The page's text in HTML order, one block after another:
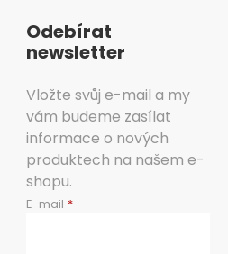
Odebírat
newsletter
Vložte svůj e-mail a my
vám budeme zasílat
informace o nových
produktech na našem e-
shopu.
E-mail